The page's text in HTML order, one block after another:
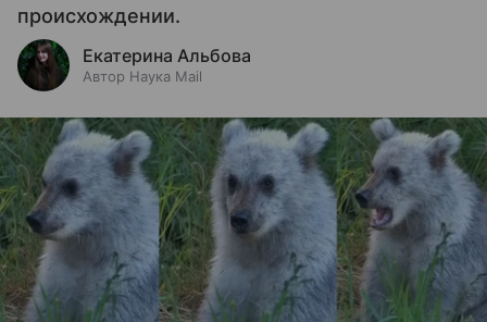
происхождении.
Екатерина Альбова
Автор Наука Mail